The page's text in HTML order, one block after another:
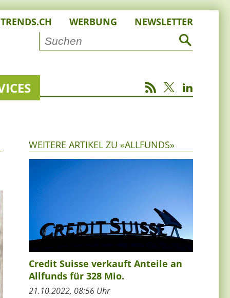
WERBUNG NEWSLETTER
WEITERE ARTIKEL ZU «ALLFUNDS»
Credit Suisse verkauft Anteile an
Allfunds für 328 Mio.
21.10.2022, 08:56 Uhr